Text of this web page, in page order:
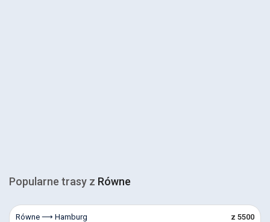
Popularne trasy z Równe
Równe ⟶ Hamburg z 5500